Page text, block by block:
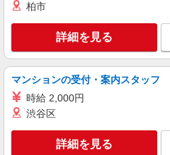
柏市
詳細を見る
マンションの受付・案内スタッフ
時給 2,000円
渋谷区
詳細を見る